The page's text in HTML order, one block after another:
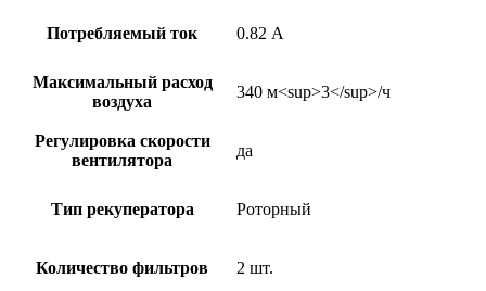
Потребляемый ток 0.82 А
Максимальный расход
воздуха
340 м<sup>3</sup>/ч
Регулировка скорости
вентилятора
да
Тип рекуператора Роторный
Количество фильтров 2 шт.